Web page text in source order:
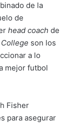
de la
de
head coach de
son los
a lo
mejor futbol
Fisher
para asegurar